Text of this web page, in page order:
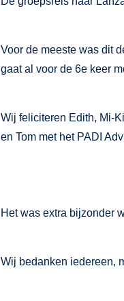
Voor de meeste was dit
gaat al voor de 6e keer
Wij feliciteren Edith, Mi-
en Tom met het PADI
Het was extra bijzonder
Wij bedanken iedereen,